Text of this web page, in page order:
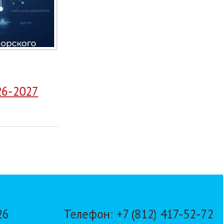
2027
Телефон: +7 (812) 417-52-72